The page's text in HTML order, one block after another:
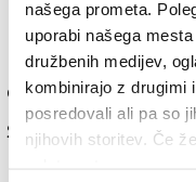
našega prometa.
uporabi našega
družbenih medijev,
kombinirajo z drugimi
posredovali ali pa so
njihovih storitev. Če
plodno energijo.
predelava se torej
čez sebe in se
Seveda ne gre za
poudaril, da velike